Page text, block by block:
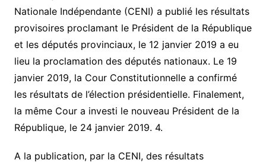
Nationale Indépendante (CENI) a publié les résultats
provisoires proclamant le Président de la République
et les députés provinciaux, le 12 janvier 2019 a eu
lieu la proclamation des députés nationaux. Le 19
janvier 2019, la Cour Constitutionnelle a confirmé
les résultats de l’élection présidentielle. Finalement,
la même Cour a investi le nouveau Président de la
République, le 24 janvier 2019. 4.
A la publication, par la CENI, des résultats